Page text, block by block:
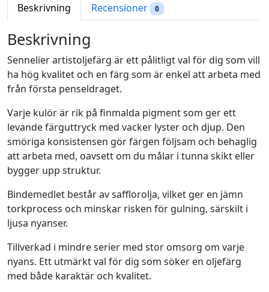
t
g
r
e
e
n
8
4
5
-
S
e
n
n
e
e
r
Beskrivning Recensioner 0
Beskrivning
Sennelier artistoljefärg är ett pålitligt val för dig som vill
ha hög kvalitet och en färg som är enkel att arbeta med
från första penseldraget.
Varje kulör är rik på finmalda pigment som ger ett
levande färguttryck med vacker lyster och djup. Den
smöriga konsistensen gör färgen följsam och behaglig
att arbeta med, oavsett om du målar i tunna skikt eller
bygger upp struktur.
Bindemedlet består av safflorolja, vilket ger en jämn
torkprocess och minskar risken för gulning, särskilt i
ljusa nyanser.
Tillverkad i mindre serier med stor omsorg om varje
nyans. Ett utmärkt val för dig som söker en oljefärg
med både karaktär och kvalitet.